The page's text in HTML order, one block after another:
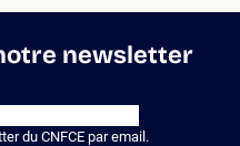
newsletter
du CNFCE par email.